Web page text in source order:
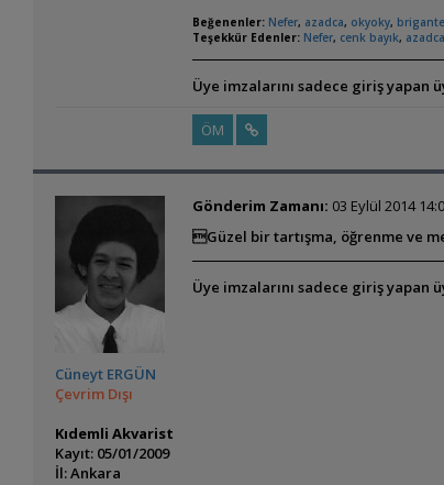
Beğenenler: Nefer, azadca, okyoky,
Teşekkür Edenler: Nefer, cenk bayık, azadca
Üye imzalarını sadece giriş
ÖM
Cüneyt ERGÜN
Çevrim Dışı
Kıdemli Akvarist
Kayıt: 05/01/2009
İl: Ankara
Gönderim Zamanı: 03 Eylül 2014
Güzel bir tartışma, öğrenme ve
Üye imzalarını sadece giriş